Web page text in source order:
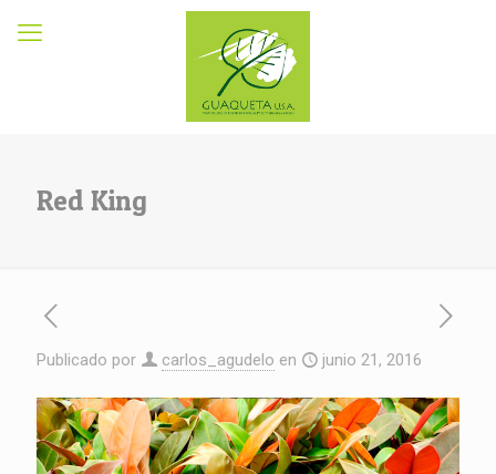
Red King
Publicado por carlos_agudelo en junio 21, 2016